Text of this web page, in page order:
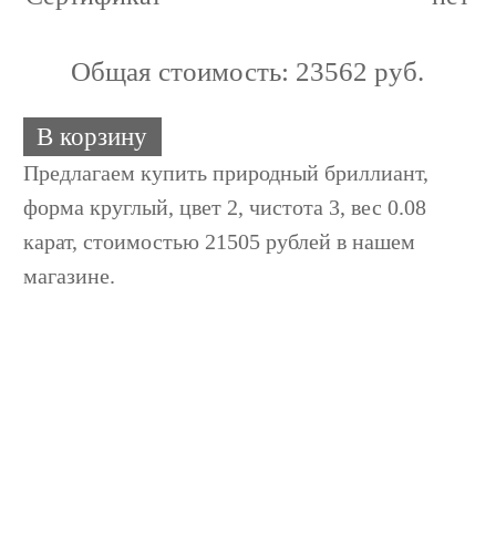
Общая стоимость: 23562 руб.
В корзину
Предлагаем купить природный бриллиант,
форма круглый, цвет 2, чистота 3, вес 0.08
карат, стоимостью 21505 рублей в нашем
магазине.